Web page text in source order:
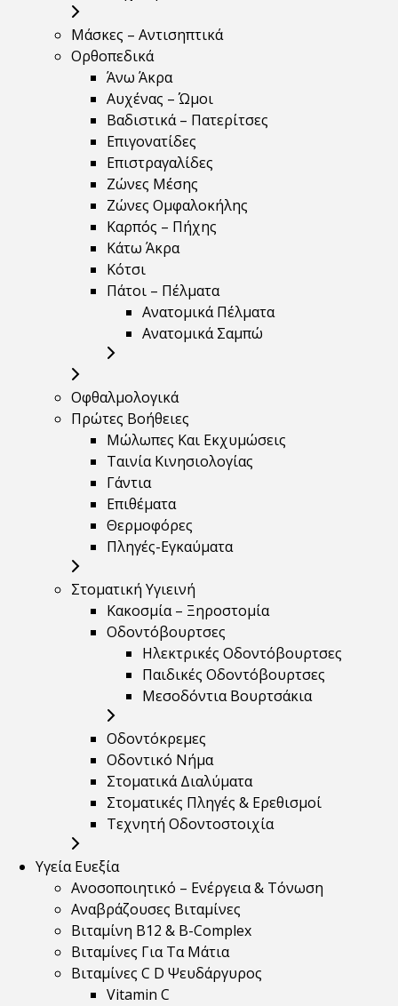
Μάσκες – Αντισηπτικά
Ορθοπεδικά
Άνω Άκρα
Αυχένας – Ώμοι
Βαδιστικά – Πατερίτσες
Επιγονατίδες
Επιστραγαλίδες
Ζώνες Μέσης
Ζώνες Ομφαλοκήλης
Καρπός – Πήχης
Κάτω Άκρα
Κότσι
Πάτοι – Πέλματα
Ανατομικά Πέλματα
Ανατομικά Σαμπώ
Οφθαλμολογικά
Πρώτες Βοήθειες
Μώλωπες Και Εκχυμώσεις
Ταινία Κινησιολογίας
Γάντια
Επιθέματα
Θερμοφόρες
Πληγές-Εγκαύματα
Στοματική Υγιεινή
Κακοσμία – Ξηροστομία
Οδοντόβουρτσες
Ηλεκτρικές Οδοντόβουρτσες
Παιδικές Οδοντόβουρτσες
Μεσοδόντια Βουρτσάκια
Οδοντόκρεμες
Οδοντικό Νήμα
Στοματικά Διαλύματα
Στοματικές Πληγές & Ερεθισμοί
Τεχνητή Οδοντοστοιχία
Υγεία Ευεξία
Ανοσοποιητικό – Ενέργεια & Τόνωση
Αναβράζουσες Βιταμίνες
Βιταμίνη B12 & Β-Complex
Βιταμίνες Για Τα Μάτια
Βιταμίνες C D Ψευδάργυρος
Vitamin C